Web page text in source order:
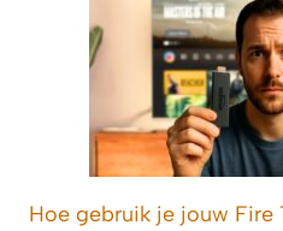
Hoe gebruik je jouw Fire